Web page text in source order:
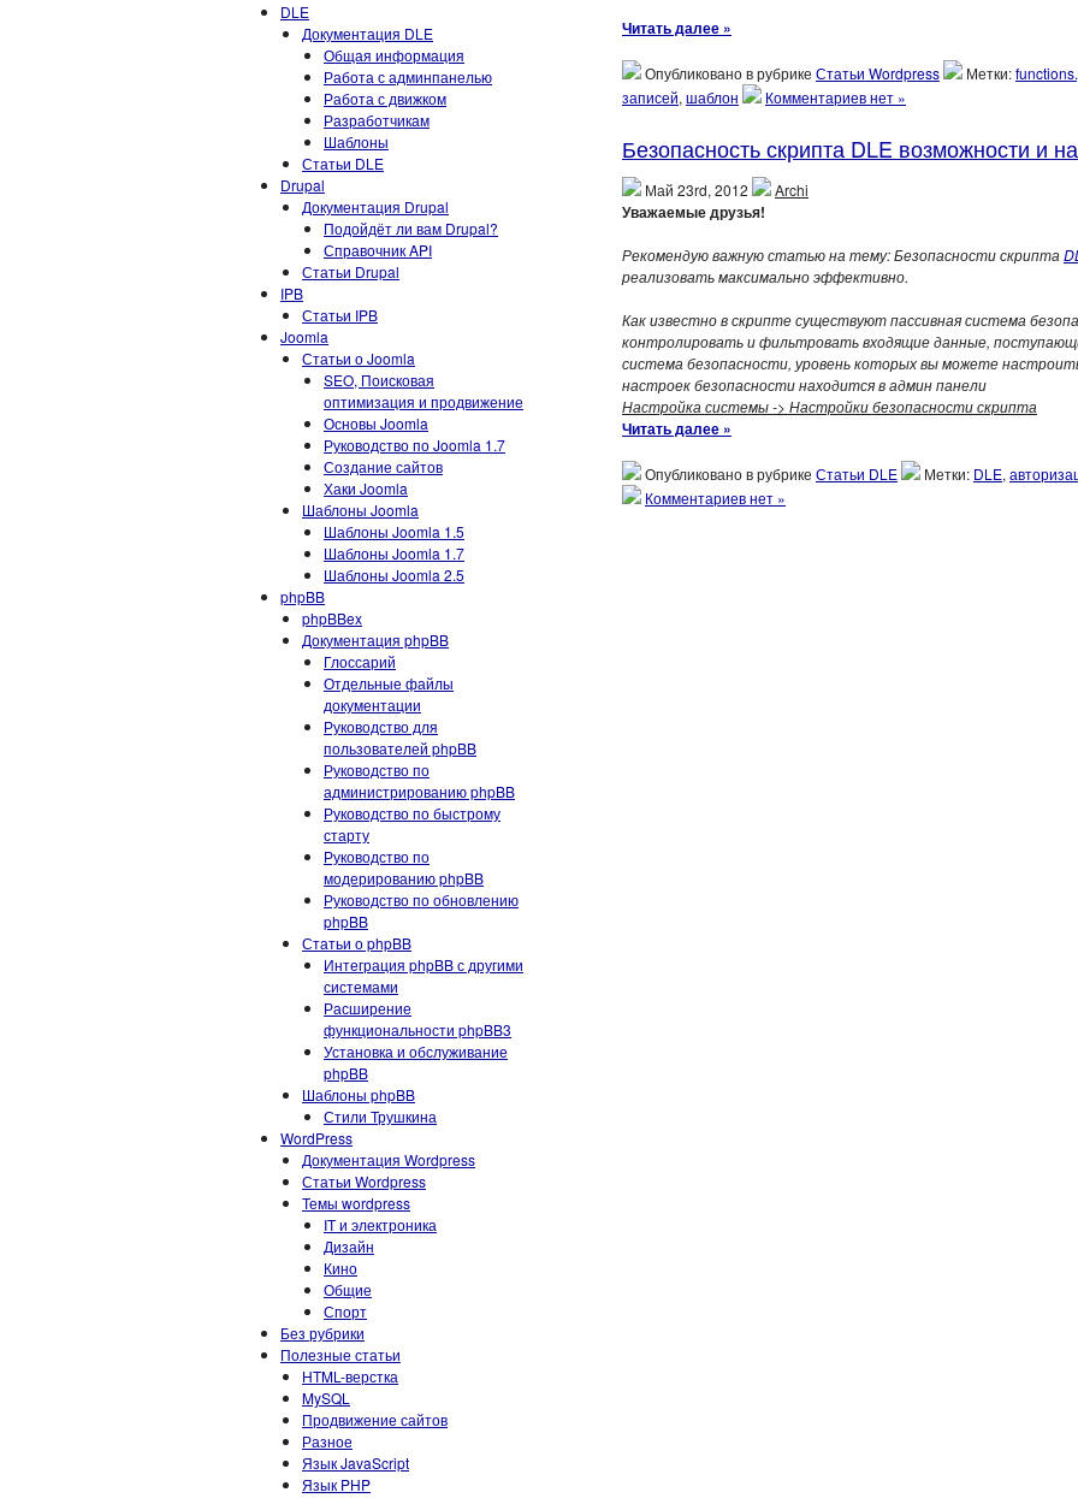
DLE
Документация DLE
Общая информация
Работа с админпанелью
Работа с движком
Разработчикам
Шаблоны
Статьи DLE
Drupal
Документация Drupal
Подойдёт ли вам Drupal?
Справочник API
Статьи Drupal
IPB
Статьи IPB
Joomla
Статьи о Joomla
SEO, Поисковая
оптимизация и продвижение
Основы Joomla
Руководство по Joomla 1.7
Создание сайтов
Хаки Joomla
Шаблоны Joomla
Шаблоны Joomla 1.5
Шаблоны Joomla 1.7
Шаблоны Joomla 2.5
phpBB
phpBBex
Документация phpBB
Глоссарий
Отдельные файлы
документации
Руководство для
пользователей phpBB
Руководство по
администрированию phpBB
Руководство по быстрому
старту
Руководство по
модерированию phpBB
Руководство по обновлению
phpBB
Статьи о phpBB
Интеграция phpBB с другими
системами
Расширение
функциональности phpBB3
Установка и обслуживание
phpBB
Шаблоны phpBB
Стили Трушкина
WordPress
Документация Wordpress
Статьи Wordpress
Темы wordpress
IT и электроника
Дизайн
Кино
Общие
Спорт
Без рубрики
Полезные статьи
HTML-верстка
MySQL
Продвижение сайтов
Разное
Язык JavaScript
Язык PHP
Читать далее »
Опубликовано в рубрике Статьи Wordpress Метки:
записей, шаблон Комментариев нет »
Безопасность скрипта DLE возможности и
Май 23rd, 2012 Archi
Уважаемые друзья!
Рекомендую важную статью на тему: Безопасности скрипта
реализовать максимально эффективно.
Как известно в скрипте существуют пассивная система
контролировать и фильтровать входящие данные,
система безопасности, уровень которых вы можете
настроек безопасности находится в админ панели
Настройка системы -> Настройки безопасности скрипта
Читать далее »
Опубликовано в рубрике Статьи DLE Метки: DLE,
Комментариев нет »